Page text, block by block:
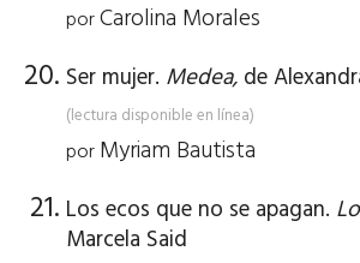
porCarolina Morales
Ser mujer. Medea, de
(lectura disponible en línea)
porMyriam Bautista
Los ecos que no se apagan.
Marcela Said